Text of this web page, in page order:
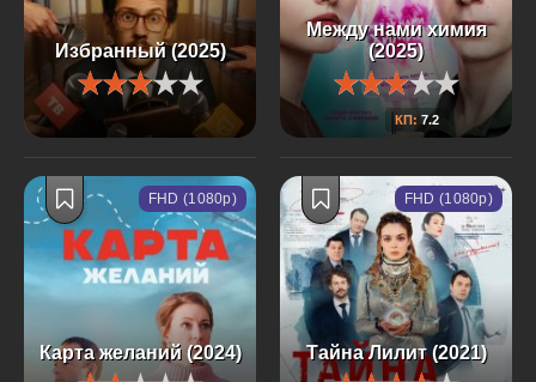
Избранный (2025)
Между нами химия
(2025)
КП: 7.2
Карта желаний (2024)
FHD (1080p)
Тайна Лилит (2021)
FHD (1080p)